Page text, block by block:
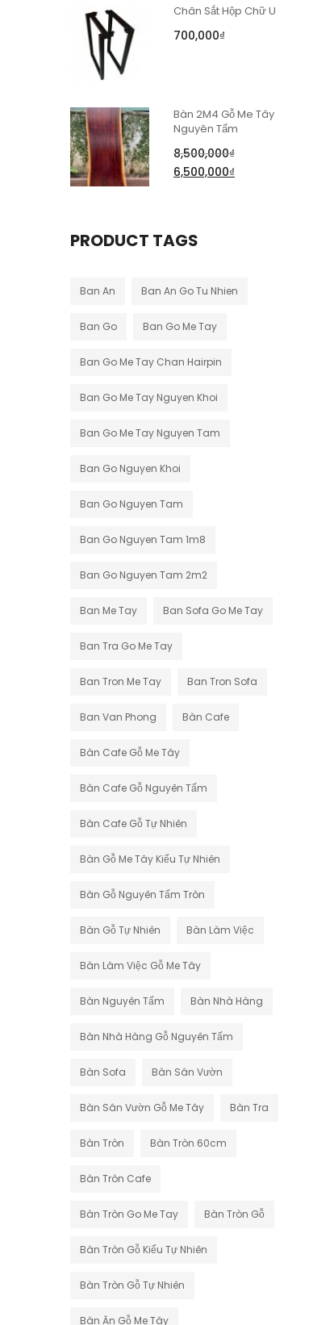
Chân Sắt Hộp Chữ U
700,000₫
Bàn 2M4 Gỗ Me Tây
Nguyên Tấm
8,500,000₫
6,500,000₫
PRODUCT TAGS
Ban An Ban An Go Tu Nhien
Ban Go Ban Go Me Tay
Ban Go Me Tay Chan Hairpin
Ban Go Me Tay Nguyen Khoi
Ban Go Me Tay Nguyen Tam
Ban Go Nguyen Khoi
Ban Go Nguyen Tam
Ban Go Nguyen Tam 1m8
Ban Go Nguyen Tam 2m2
Ban Me Tay Ban Sofa Go Me Tay
Ban Tra Go Me Tay
Ban Tron Me Tay Ban Tron Sofa
Ban Van Phong Bàn Cafe
Bàn Cafe Gỗ Me Tây
Bàn Cafe Gỗ Nguyên Tấm
Bàn Cafe Gỗ Tự Nhiên
Bàn Gỗ Me Tây Kiểu Tự Nhiên
Bàn Gỗ Nguyên Tấm Tròn
Bàn Gỗ Tự Nhiên Bàn Làm Việc
Bàn Làm Việc Gỗ Me Tây
Bàn Nguyên Tấm Bàn Nhà Hàng
Bàn Nhà Hàng Gỗ Nguyên Tấm
Bàn Sofa Bàn Sân Vườn
Bàn Sân Vườn Gỗ Me Tây Bàn Tra
Bàn Tròn Bàn Tròn 60cm
Bàn Tròn Cafe
Bàn Tròn Go Me Tay Bàn Tròn Gỗ
Bàn Tròn Gỗ Kiểu Tự Nhiên
Bàn Tròn Gỗ Tự Nhiên
Bàn Ăn Gỗ Me Tây